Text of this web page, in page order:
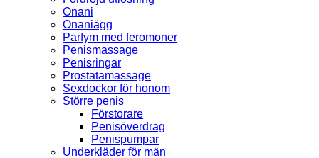
Onani
Onaniägg
Parfym med feromoner
Penismassage
Penisringar
Prostatamassage
Sexdockor för honom
Större penis
Förstorare
Penisöverdrag
Penispumpar
Underkläder för män